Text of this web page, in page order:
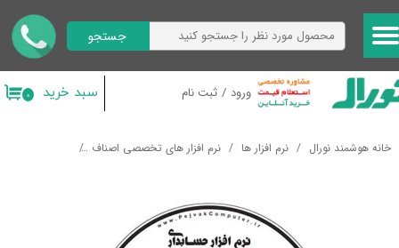
ورود / ثبت نام
حساب کاربری من
تغییر گذر واژه
خروج از حساب کاربری
جستجو
۰ سبد خرید
خانه هوشمند نورال نرم افزار ها نرم افزار های تخصصی اصناف